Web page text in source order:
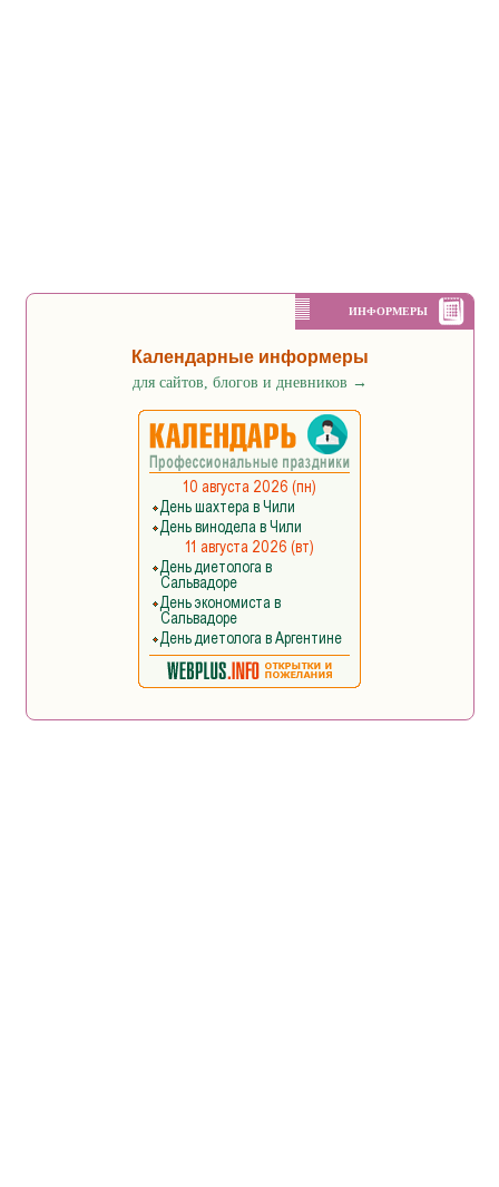
ИНФОРМЕРЫ
Календарные информеры
для сайтов, блогов и дневников →